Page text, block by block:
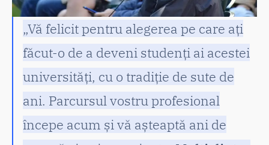
„Vă felicit pentru alegerea pe care ați
făcut-o de a deveni studenți ai acestei
universități, cu o tradiție de sute de
ani. Parcursul vostru profesional
începe acum și vă așteaptă ani de